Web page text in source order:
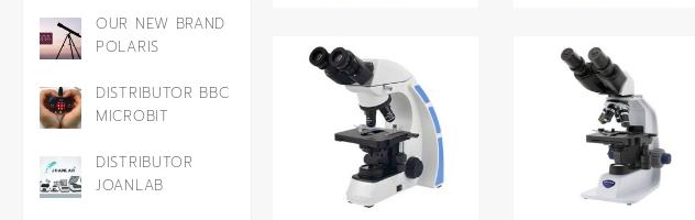
OUR NEW BRAND
POLARIS
DISTRIBUTOR BBC
MICROBIT
DISTRIBUTOR
JOANLAB